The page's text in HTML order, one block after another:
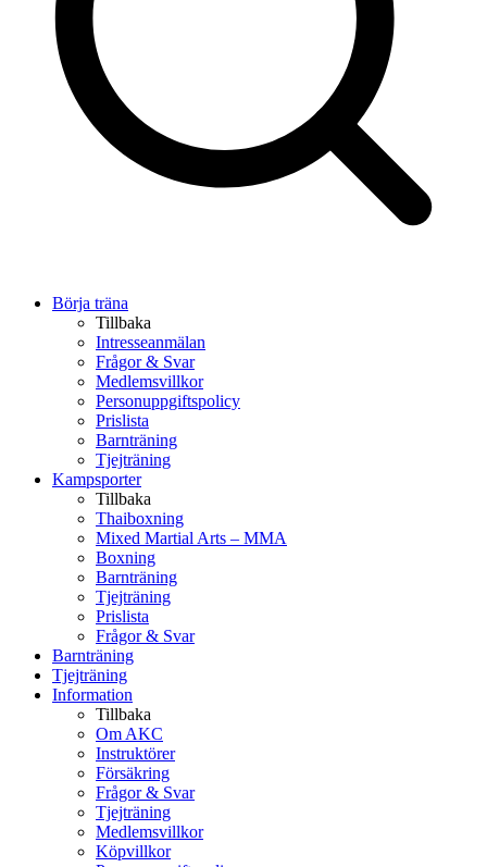
Börja träna
Tillbaka
Intresseanmälan
Frågor & Svar
Medlemsvillkor
Personuppgiftspolicy
Prislista
Barnträning
Tjejträning
Kampsporter
Tillbaka
Thaiboxning
Mixed Martial Arts – MMA
Boxning
Barnträning
Tjejträning
Prislista
Frågor & Svar
Barnträning
Tjejträning
Information
Tillbaka
Om AKC
Instruktörer
Försäkring
Frågor & Svar
Tjejträning
Medlemsvillkor
Köpvillkor